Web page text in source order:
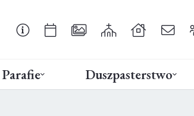
Parafie Duszpasterstwo